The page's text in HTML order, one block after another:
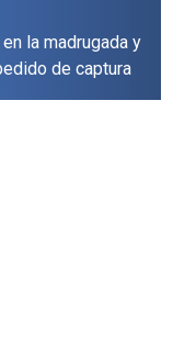
la madrugada y
de captura